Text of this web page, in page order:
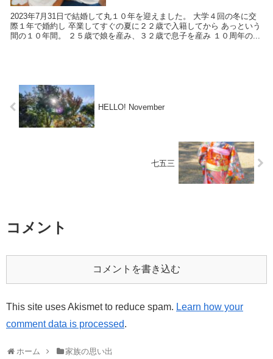
2023年7月31日で結婚して丸１０年を迎えました。 大学４回の冬に交
際１年で婚約し 卒業してすぐの夏に２２歳で入籍してから あっという
間の１０年間。 ２５歳で娘を産み、３２歳で息子を産み １０周年の...
HELLO! November
七五三
コメント
コメントを書き込む
This site uses Akismet to reduce spam. Learn how your
comment data is processed.
ホーム 家族の思い出